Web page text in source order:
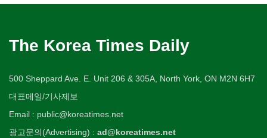
The Korea Times Daily
500 Sheppard Ave. E. Unit 206 & 305A, North York, ON M2N 6H7
대표메일/기사제보
Email : public@koreatimes.net
광고문의(Advertising) : ad@koreatimes.net